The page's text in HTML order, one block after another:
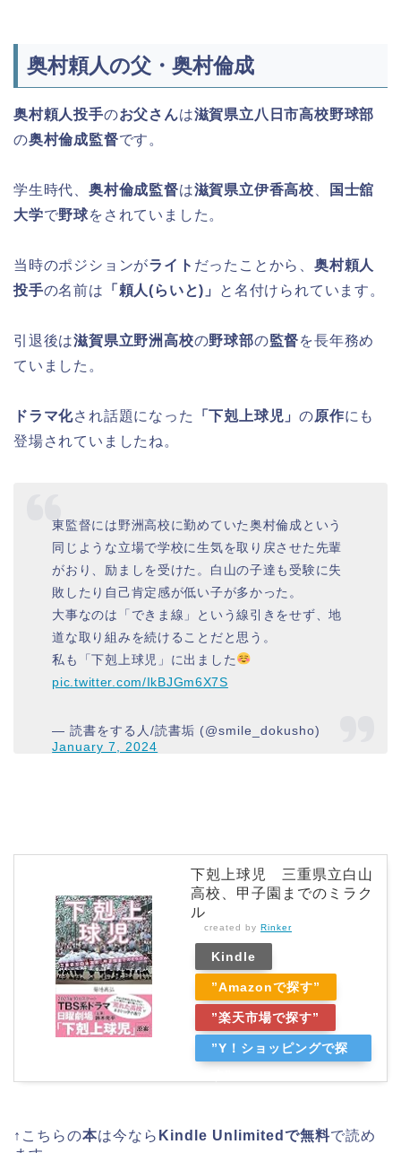
奥村頼人の父・奥村倫成
奥村頼人投手のお父さんは滋賀県立八日市高校野球部
の奥村倫成監督です。
学生時代、 奥村倫成監督は滋賀県立伊香高校
国士舘
大学で野球をされていました。
当時のポジションがライト だったことから、奥村頼人
投手の名前は 「頼人(らいと)」 と名付けられています。
引退後は滋賀県立野洲高校の野球部の監督を長年務め
ていました。
ドラマ化され話題になった 「下剋上球児」の原作にも
登場されていましたね。
東監督には野洲高校に勤めていた奥村倫成という
同じような立場で学校に生気を取り戻させた先輩
がおり、励ましを受けた。白山の子達も受験に失
敗したり自己肯定感が低い子が多かった。
大事なのは「できま線」という線引きをせず、地
道な取り組みを続けることだと思う。
私も「下剋上球児」に出ました
pic.twitter.com/IkBJGm6X7S
— 読書をする人/読書垢 (@smile_dokusho)
January 7, 2024
下剋上球児 三重県立白山
高校、甲子園までのミラク
ル
created by Rinker
Kindle
”Amazonで探す”
”楽天市場で探す”
”Y！ショッピングで探
↑こちらの本は今なら Kindle Unlimitedで無料で読め